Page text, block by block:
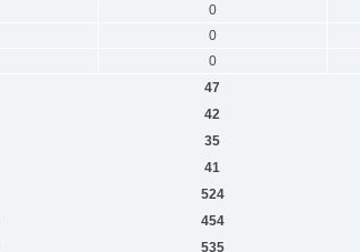
0
0
0
47
42
35
41
524
454
535